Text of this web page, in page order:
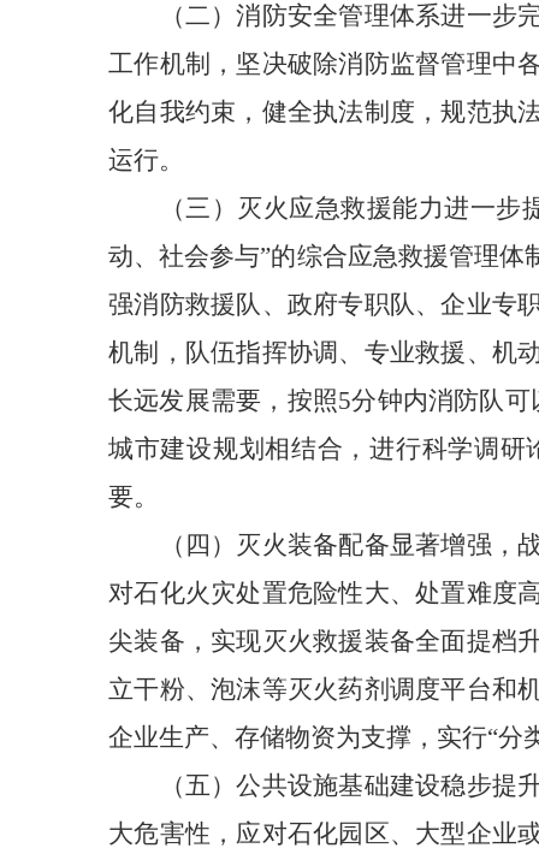
（二）消防安全管理体系进一步
工作机制，坚决破除消防监督管理中
化自我约束，健全执法制度，规范执
运行。
（三）灭火应急救援能力进一
动、社会参与”的综合应急救援管理
强消防救援队、政府专职队、企业专
机制，队伍指挥协调、专业救援、机
长远发展需要，按照5分钟内消防队
城市建设规划相结合，进行科学调
要。
（四）灭火装备配备显著增强，
对石化火灾处置危险性大、处置难度
尖装备，实现灭火救援装备全面提档
立干粉、泡沫等灭火药剂调度平台和
企业生产、存储物资为支撑，实行“分
（五）公共设施基础建设稳步提
大危害性，应对石化园区、大型企业